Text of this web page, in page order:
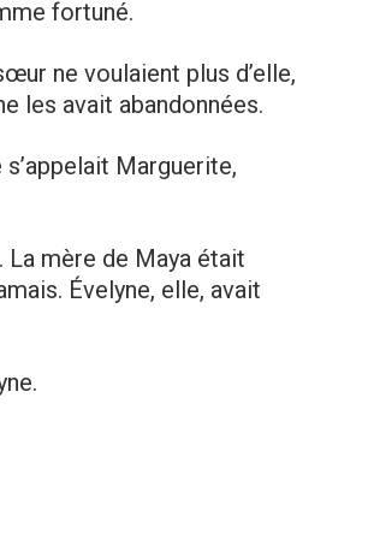
fortuné.
ne voulaient plus d’elle,
les avait abandonnées.
Marguerite,
mère de Maya était
Évelyne, elle, avait